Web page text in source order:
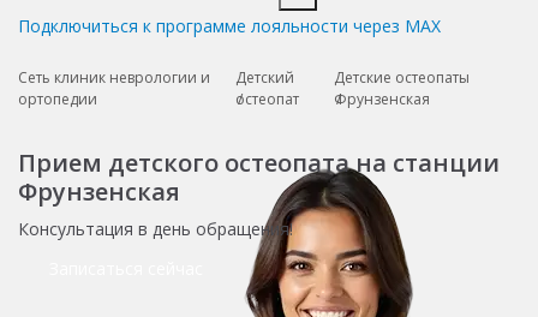
Подключиться к программе лояльности через MAX
Сеть клиник неврологии и
ортопедии
Детский
остеопат
Детские остеопаты
Фрунзенская
Прием детского остеопата на станции
Фрунзенская
Консультация в день обращения!